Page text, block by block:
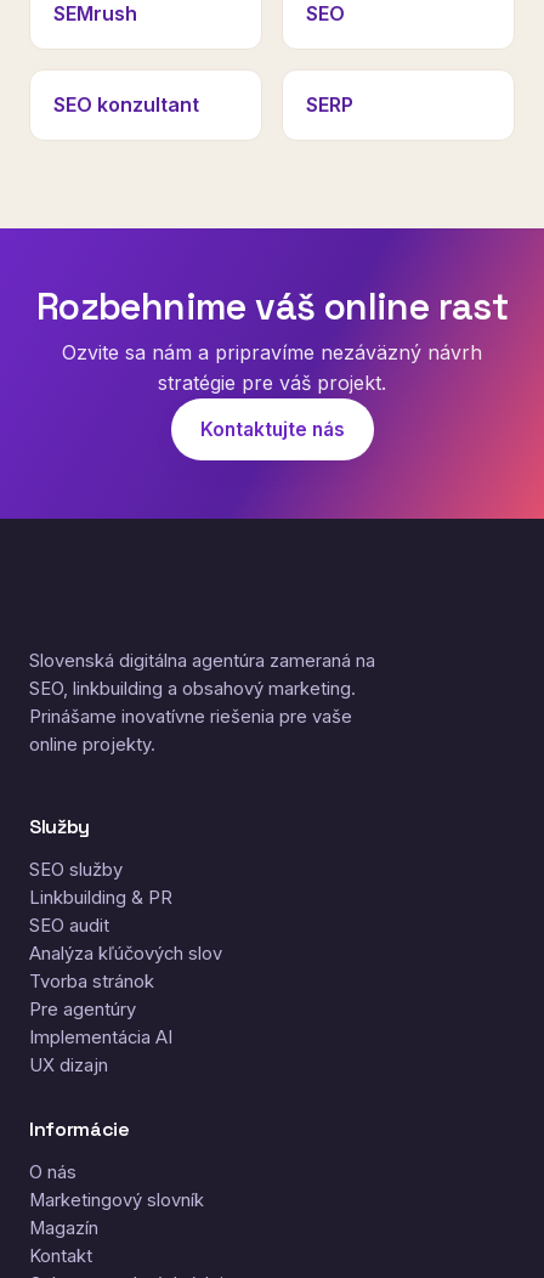
SEMrush SEO
SEO konzultant SERP
Rozbehnime váš online rast
Ozvite sa nám a pripravíme nezáväzný návrh
stratégie pre váš projekt.
Kontaktujte nás
Slovenská digitálna agentúra zameraná na
SEO, linkbuilding a obsahový marketing.
Prinášame inovatívne riešenia pre vaše
online projekty.
Služby
SEO služby
Linkbuilding & PR
SEO audit
Analýza kľúčových slov
Tvorba stránok
Pre agentúry
Implementácia AI
UX dizajn
Informácie
O nás
Marketingový slovník
Magazín
Kontakt